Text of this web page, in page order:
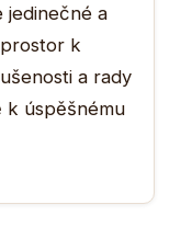
jedinečné a
k
a rady
k úspěšnému